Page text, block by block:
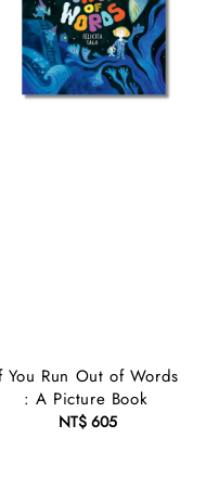
You Run Out of Words
: A Picture Book
Regular
NT$ 605